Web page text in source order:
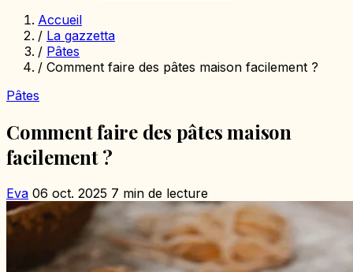
Accueil
/ La gazzetta
/ Pâtes
/ Comment faire des pâtes maison facilement ?
Pâtes
Comment faire des pâtes maison
facilement ?
Eva 06 oct. 2025 7 min de lecture